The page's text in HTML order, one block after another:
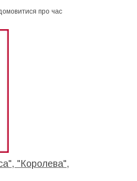
про час
"Королева",